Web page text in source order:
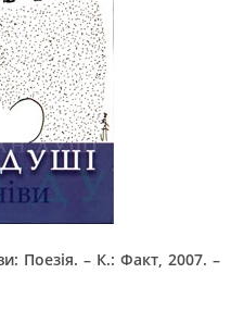
Поезія. – К.: Факт, 2007. –